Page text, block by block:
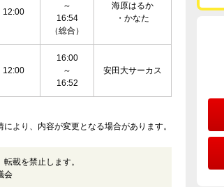
12:00
～
16:54
（総合）
海原はるか
・かなた
12:00
16:00
～
16:52
安田大サーカス
より、内容が変更となる場合があります。
載を禁止します。
会